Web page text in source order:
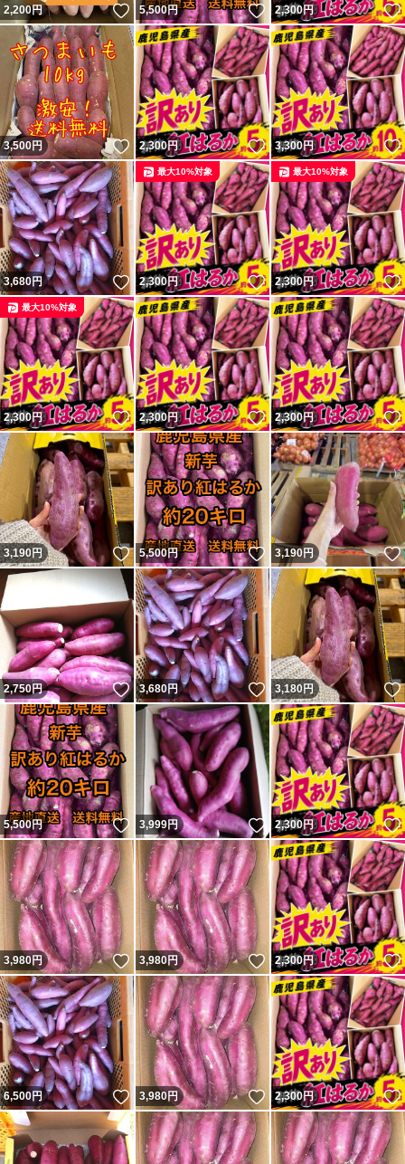
2,200円 いいね！
5,500円 いいね！
2,300円
3,500円 いいね！
2,300円 いいね！
3,300円
3,680円 いいね！
2,300円 いいね！
最大10%対象
2,300円
最大10%対象
2,300円 いいね！
最大10%対象
2,300円 いいね！
2,300円
3,190円 いいね！
5,500円 いいね！
3,190円
2,750円 いいね！
3,680円 いいね！
3,180円
5,500円 いいね！
3,999円 いいね！
2,300円
3,980円 いいね！
3,980円 いいね！
2,300円
6,500円 いいね！
3,980円 いいね！
2,300円